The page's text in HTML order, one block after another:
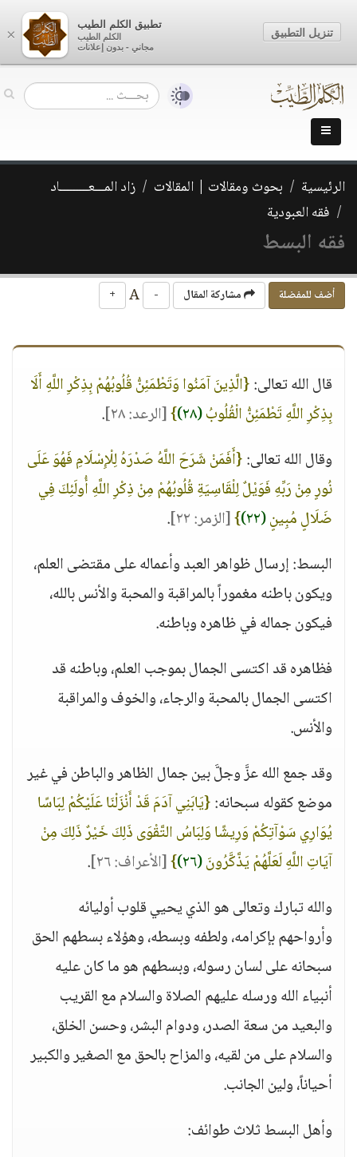
الرئيسية بحوث ومقالات | المقالات
زاد المـــعـــــــــاد
فقه العبودية
فقه البسط
أضف للمفضلة مشاركة المقال -
+
قال الله تعالى:{الَّذِينَ آمَنُوا وَتَطْمَئِنُّ قُلُوبُهُمْ بِذِكْرِ اللَّهِ أَلَا
بِذِكْرِ اللَّهِ تَطْمَئِنُّ الْقُلُوبُ(٢٨) }[الرعد: ٢٨]
.
وقال الله تعالى:{أَفَمَنْ شَرَحَ اللَّهُ صَدْرَهُ لِلْإِسْلَامِ فَهُوَ عَلَى
نُورٍ مِنْ رَبِّهِ فَوَيْلٌ لِلْقَاسِيَةِ قُلُوبُهُمْ مِنْ ذِكْرِ اللَّهِ أُولَئِكَ فِي
ضَلَالٍ مُبِينٍ(٢٢) }[الزمر: ٢٢]
.
البسط: إرسال ظواهر العبد وأعماله على مقتضى العلم،
ويكون باطنه مغموراً بالمراقبة والمحبة والأنس بالله،
فيكون جماله في ظاهره وباطنه.
فظاهره قد اكتسى الجمال بموجب العلم، وباطنه قد
اكتسى الجمال بالمحبة والرجاء، والخوف والمراقبة
والأنس.
وقد جمع الله عزَّ وجلَّ بين جمال الظاهر والباطن في غير
موضع كقوله سبحانه:{يَابَنِي آدَمَ قَدْ أَنْزَلْنَا عَلَيْكُمْ لِبَاسًا
يُوَارِي سَوْآتِكُمْ وَرِيشًا وَلِبَاسُ التَّقْوَى ذَلِكَ خَيْرٌ ذَلِكَ مِنْ
آيَاتِ اللَّهِ لَعَلَّهُمْ يَذَّكَّرُونَ(٢٦) }[الأعراف: ٢٦]
.
والله تبارك وتعالى هو الذي يحيي قلوب أوليائه
وأرواحهم بإكرامه، ولطفه وبسطه، وهؤلاء بسطهم الحق
سبحانه على لسان رسوله، وبسطهم هو ما كان عليه
أنبياء الله ورسله عليهم الصلاة والسلام مع القريب
والبعيد من سعة الصدر، ودوام البشر، وحسن الخلق،
والسلام على من لقيه، والمزاح بالحق مع الصغير والكبير
أحياناً، ولين الجانب.
وأهل البسط ثلاث طوائف:
×
تطبيق الكلم الطيب
الكلم الطيب
مجاني - بدون إعلانات
تنزيل التطبيق